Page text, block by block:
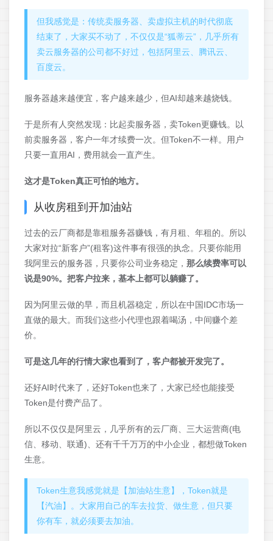
但我感觉是：传统卖服务器、卖虚拟主机的时代彻底
结束了，大家买不动了，不仅仅是“狐蒂云”，几乎所有
卖云服务器的公司都不好过，包括阿里云、腾讯云、
百度云。
服务器越来越便宜，客户越来越少，但AI却越来越烧钱。
于是所有人突然发现：比起卖服务器，卖Token更赚钱。以
前卖服务器，客户一年才续费一次。但Token不一样。用户
只要一直用AI，费用就会一直产生。
这才是Token真正可怕的地方。
从收房租到开加油站
过去的云厂商都是靠租服务器赚钱，有月租、年租的。所以
大家对拉“新客户”(租客)这件事有很强的执念。只要你能用
我阿里云的服务器，只要你公司业务稳定， 那么续费率可以
说是90%。把客户拉来，基本上都可以躺赚了。
因为阿里云做的早，而且机器稳定，所以在中国IDC市场一
直做的最大。而我们这些小代理也跟着喝汤，中间赚个差
价。
可是这几年的行情大家也看到了，客户都被开发完了。
还好AI时代来了，还好Token也来了，大家已经也能接受
Token是付费产品了。
所以不仅仅是阿里云，几乎所有的云厂商、三大运营商(电
信、移动、联通)、还有千千万万的中小企业，都想做Token
生意。
Token生意我感觉就是【加油站生意】，Token就是
【汽油】。大家用自己的车去拉货、做生意，但只要
你有车，就必须要去加油。